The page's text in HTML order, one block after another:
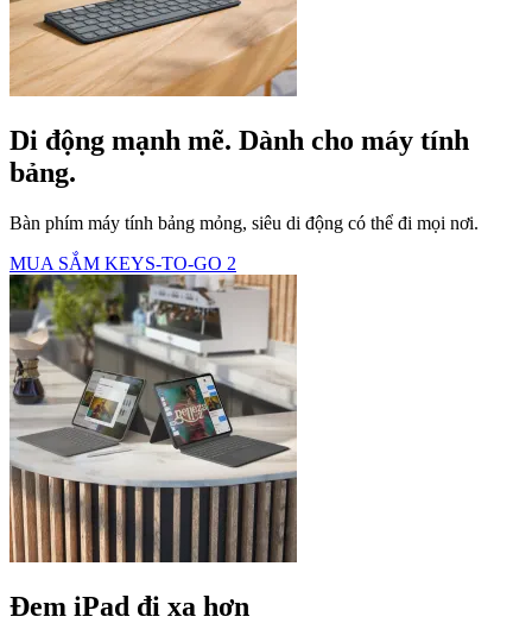
Di động mạnh mẽ. Dành cho máy tính
bảng.
Bàn phím máy tính bảng mỏng, siêu di động có thể đi mọi nơi.
MUA SẮM KEYS-TO-GO 2
Đem iPad đi xa hơn